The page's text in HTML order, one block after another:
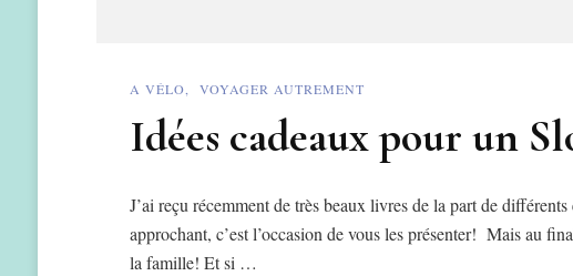
A VÉLO VOYAGER AUTREMENT
Idées cadeaux pour un
J’ai reçu récemment de très beaux livres de la part de
approchant, c’est l’occasion de vous les présenter! Mais au
la famille! Et si …